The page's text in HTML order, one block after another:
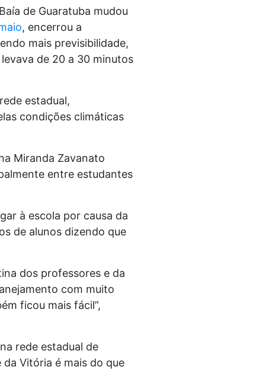
de Guaratuba mudou
, encerrou a
mais previsibilidade,
de 20 a 30 minutos
estadual,
condições climáticas
Miranda Zavanato
entre estudantes
à escola por causa da
de alunos dizendo que
dos professores e da
com muito
ficou mais fácil”,
rede estadual de
Vitória é mais do que